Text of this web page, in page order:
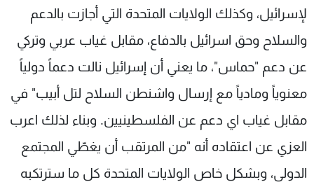
لإسرائيل، وكذلك الولايات المتحدة التي أجازت بالدعم
والسلاح وحق اسرائيل بالدفاع، مقابل غياب عربي وتركي
عن دعم "حماس"، ما يعني أن إسرائيل نالت دعماً دولياً
معنوياً ومادياً مع إرسال واشنطن السلاح لتل أبيب" في
مقابل غياب اي دعم عن الفلسطينيين. وبناء لذلك اعرب
العزي عن اعتقاده أنه "من المرتقب أن يغطّي المجتمع
الدولي، وبشكل خاص الولايات المتحدة كل ما سترتكبه